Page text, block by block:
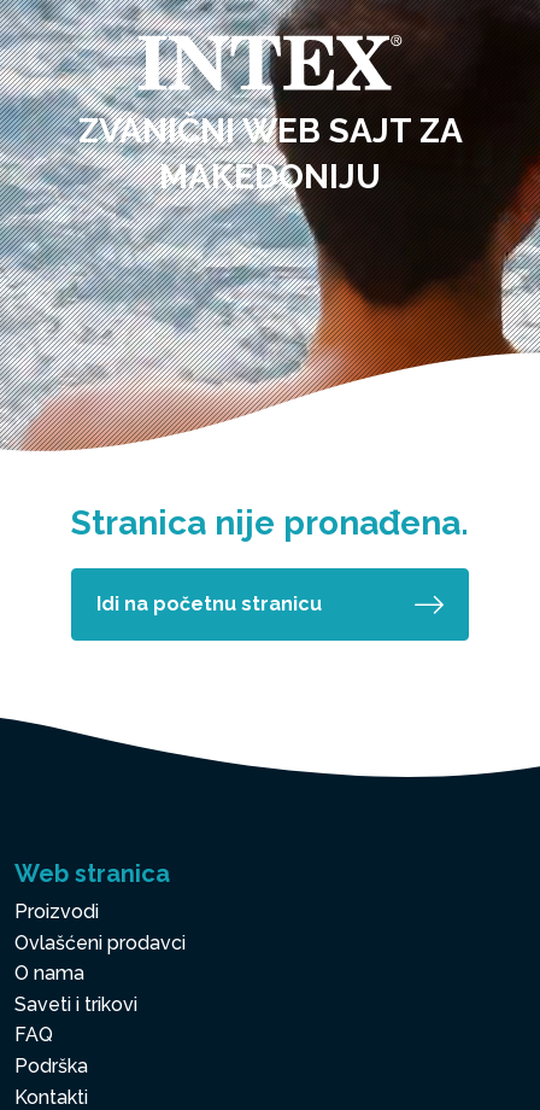
ZVANIČNI WEB SAJT ZA
MAKEDONIJU
Stranica nije pronađena.
Idi na početnu stranicu
Web stranica
Proizvodi
Ovlašćeni prodavci
O nama
Saveti i trikovi
FAQ
Podrška
Kontakti